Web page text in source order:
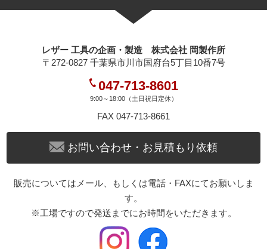
レザー 工具の企画・製造 株式会社 岡製作所
〒272-0827 千葉県市川市国府台5丁目10番7号
047-713-8601
9:00～18:00（土日祝日定休）
FAX 047-713-8661
お問い合わせ・お見積もり依頼
販売についてはメール、もしくは電話・FAXにてお願いしま
す。
※工場ですので発送までにお時間をいただきます。